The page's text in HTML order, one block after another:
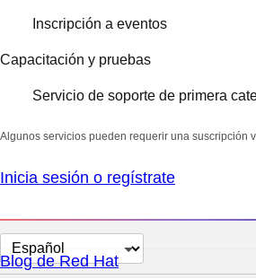
Inscripción a eventos
Capacitación y pruebas
Servicio de soporte de primera
Algunos servicios pueden requerir una suscripción
Inicia sesión o regístrate
Cambiar
el
Blog de Red Hat